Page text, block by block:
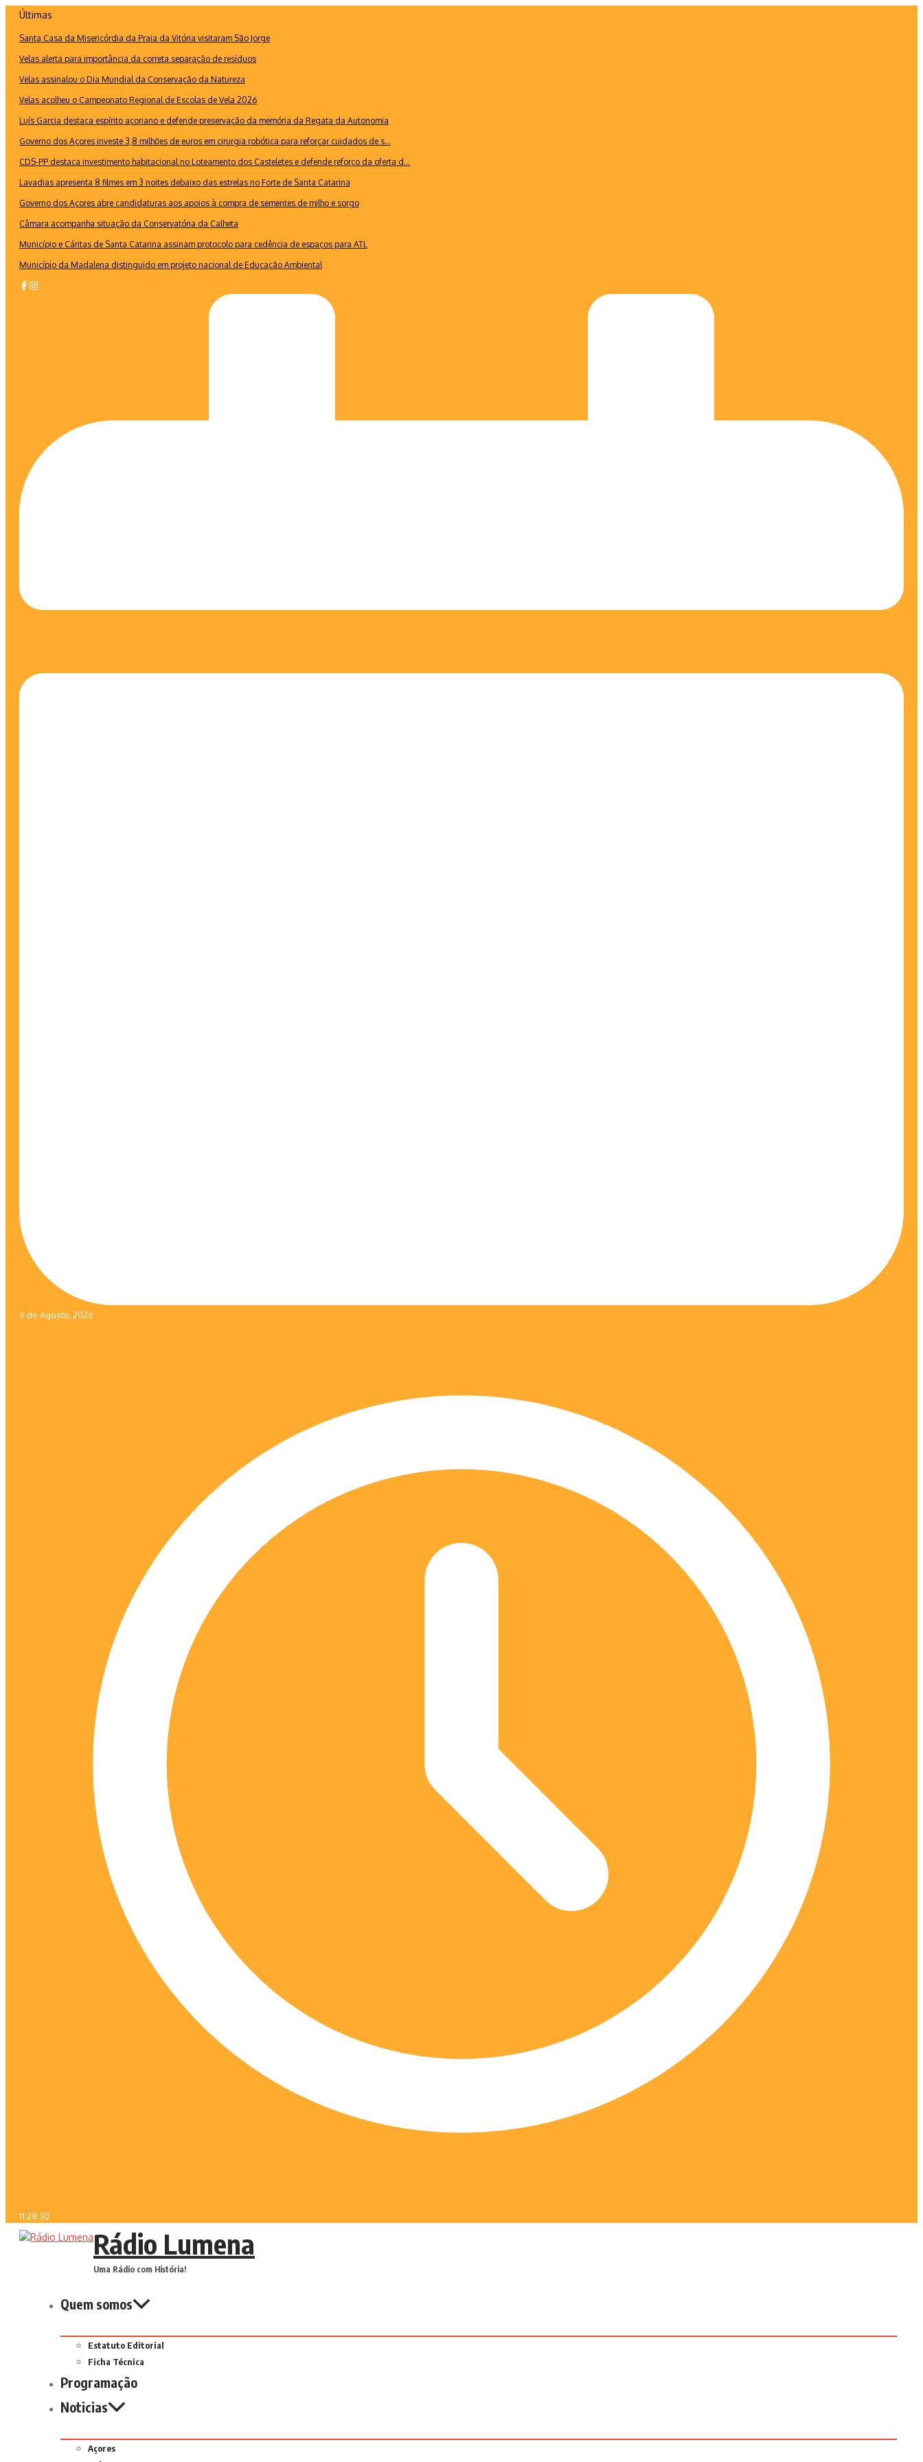
conteúdo
Últimas
Santa Casa da Misericórdia da Praia da Vitória visitaram São Jorge
Velas alerta para importância da correta separação de resíduos
Velas assinalou o Dia Mundial da Conservação da Natureza
Velas acolheu o Campeonato Regional de Escolas de Vela 2026
Luís Garcia destaca espírito açoriano e defende preservação da memória da Regata da Autonomia
Governo dos Açores investe 3,8 milhões de euros em cirurgia robótica para reforçar cuidados de s...
CDS-PP destaca investimento habitacional no Loteamento dos Casteletes e defende reforço da oferta d...
Lavadias apresenta 8 filmes em 3 noites debaixo das estrelas no Forte de Santa Catarina
Governo dos Açores abre candidaturas aos apoios à compra de sementes de milho e sorgo
Câmara acompanha situação da Conservatória da Calheta
Município e Cáritas de Santa Catarina assinam protocolo para cedência de espaços para ATL
Município da Madalena distinguido em projeto nacional de Educação Ambiental
6 de Agosto, 2026
11:28:30
Rádio Lumena
Uma Rádio com História!
Quem somos
Estatuto Editorial
Ficha Técnica
Programação
Noticias
Açores